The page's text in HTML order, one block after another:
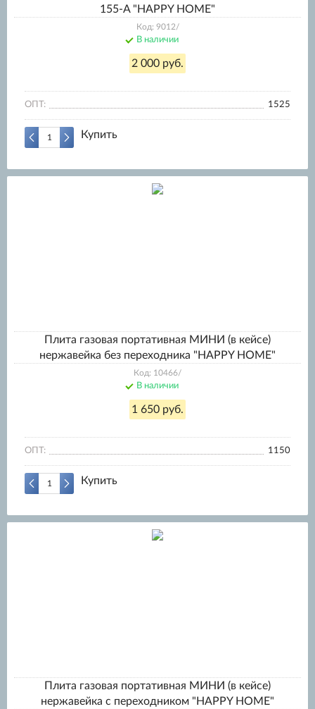
155-A "HAPPY HOME"
Код: 9012/
В наличии
2 000 руб.
ОПТ: 1525
Купить
Плита газовая портативная МИНИ (в кейсе)
нержавейка без переходника "HAPPY HOME"
Код: 10466/
В наличии
1 650 руб.
ОПТ: 1150
Купить
Плита газовая портативная МИНИ (в кейсе)
нержавейка с переходником "HAPPY HOME"